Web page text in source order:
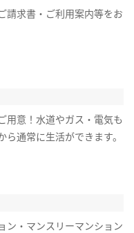
請求書・ご利用案内等をお
用意！水道やガス・電気も
通常に生活ができます。
ン・マンスリーマンション